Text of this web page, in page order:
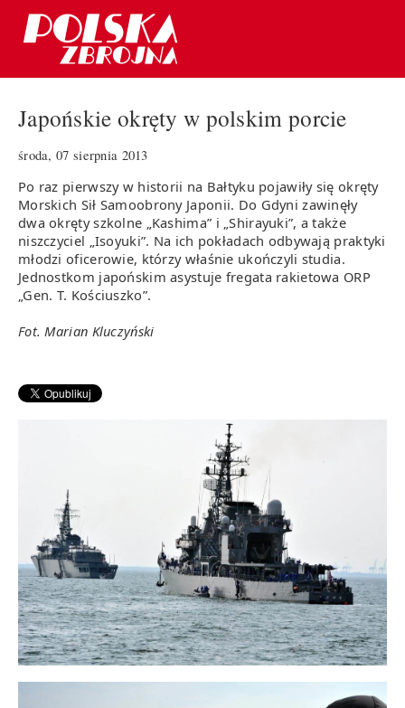
Japońskie okręty w polskim porcie
środa, 07 sierpnia 2013
Po raz pierwszy w historii na Bałtyku pojawiły się okręty
Morskich Sił Samoobrony Japonii. Do Gdyni zawinęły
dwa okręty szkolne „Kashima” i „Shirayuki”, a także
niszczyciel „Isoyuki”. Na ich pokładach odbywają praktyki
młodzi oficerowie, którzy właśnie ukończyli studia.
Jednostkom japońskim asystuje fregata rakietowa ORP
„Gen. T. Kościuszko”.
Fot. Marian Kluczyński